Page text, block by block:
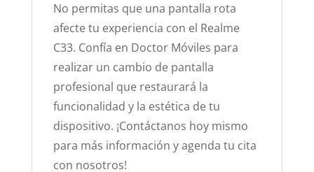
No permitas que una pantalla rota
afecte tu experiencia con el Realme
C33. Confía en Doctor Móviles para
realizar un cambio de pantalla
profesional que restaurará la
funcionalidad y la estética de tu
dispositivo. ¡Contáctanos hoy mismo
para más información y agenda tu cita
con nosotros!